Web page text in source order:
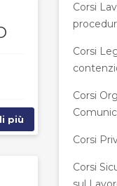
più
Corsi
Corsi
Corsi
Corsi
Corsi